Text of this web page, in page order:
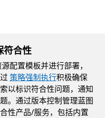
符合性
配置模板并进行部署，
策略强制执行积极确保
以标识符合性问题，通知
。通过版本控制管理蓝图
性产品/服务，包括内置